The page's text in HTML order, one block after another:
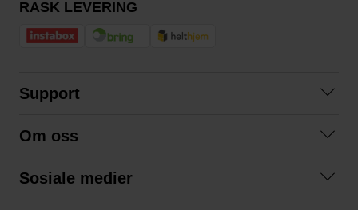
RASK LEVERING
Support
Kjøpsvilkår
Om oss
Sosiale medier